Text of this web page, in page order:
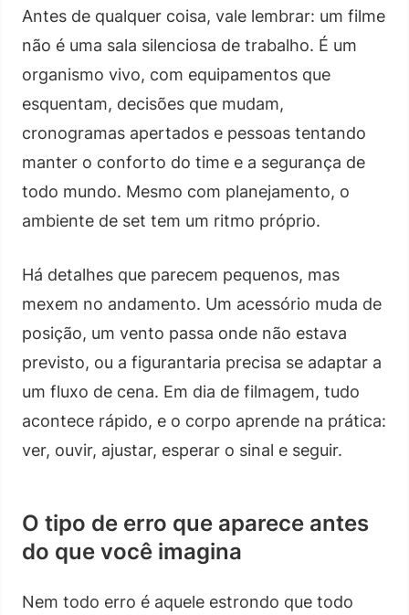
Antes de qualquer coisa, vale lembrar: um filme
não é uma sala silenciosa de trabalho. É um
organismo vivo, com equipamentos que
esquentam, decisões que mudam,
cronogramas apertados e pessoas tentando
manter o conforto do time e a segurança de
todo mundo. Mesmo com planejamento, o
ambiente de set tem um ritmo próprio.
Há detalhes que parecem pequenos, mas
mexem no andamento. Um acessório muda de
posição, um vento passa onde não estava
previsto, ou a figurantaria precisa se adaptar a
um fluxo de cena. Em dia de filmagem, tudo
acontece rápido, e o corpo aprende na prática:
ver, ouvir, ajustar, esperar o sinal e seguir.
O tipo de erro que aparece antes
do que você imagina
Nem todo erro é aquele estrondo que todo